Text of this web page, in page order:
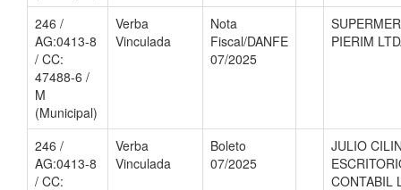
246 /
AG:0413-8
/ CC:
47488-6 /
M
(Municipal)
Verba
Vinculada
Nota
Fiscal/DANFE
07/2025
PIERIM
246 /
AG:0413-8
/ CC:
Verba
Vinculada
Boleto
07/2025
JULIO
CONTABIL